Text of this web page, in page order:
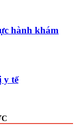
hành khám
y tế